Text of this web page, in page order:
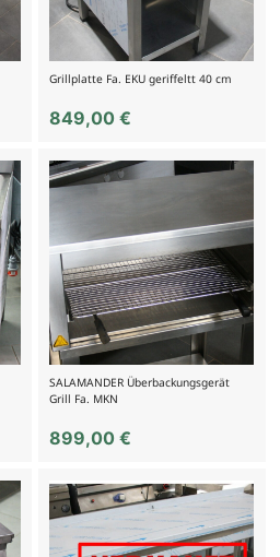
Grillplatte Fa. EKU geriffeltt 40 cm
849,00€
SALAMANDER Überbackungsgerät
Grill Fa. MKN
899,00€